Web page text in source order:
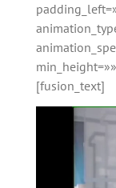
[fusion_text]
Reproductor